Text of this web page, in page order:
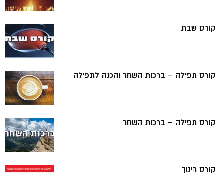
קורס שבת
קורס תפילה – ברכות השחר והכנה לתפילה
קורס תפילה – ברכות השחר
קורס חינוך